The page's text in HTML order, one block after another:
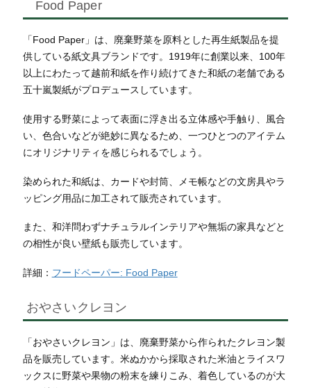
Food Paper
「Food Paper」は、廃棄野菜を原料とした再生紙製品を提
供している紙文具ブランドです。1919年に創業以来、100年
以上にわたって越前和紙を作り続けてきた和紙の老舗である
五十嵐製紙がプロデュースしています。
使用する野菜によって表面に浮き出る立体感や手触り、風合
い、色合いなどが絶妙に異なるため、一つひとつのアイテム
にオリジナリティを感じられるでしょう。
染められた和紙は、カードや封筒、メモ帳などの文房具やラ
ッピング用品に加工されて販売されています。
また、和洋問わずナチュラルインテリアや無垢の家具などと
の相性が良い壁紙も販売しています。
詳細： フードペーパー: Food Paper
おやさいクレヨン
「おやさいクレヨン」は、廃棄野菜から作られたクレヨン製
品を販売しています。米ぬかから採取された米油とライスワ
ックスに野菜や果物の粉末を練りこみ、着色しているのが大